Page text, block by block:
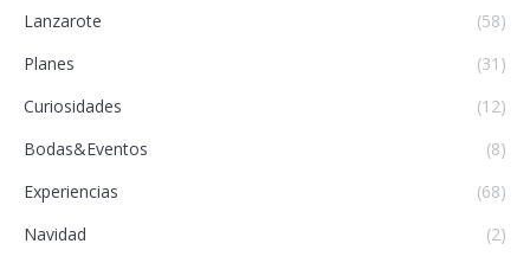
Lanzarote
(58)
Planes
(31)
Curiosidades
(12)
Bodas&Eventos
(8)
Experiencias
(68)
Navidad
(2)